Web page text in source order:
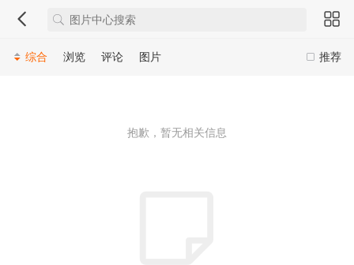
推荐
综合 浏览 评论 图片
抱歉，暂无相关信息